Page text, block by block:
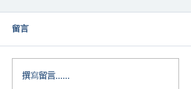
留言
撰寫留言......